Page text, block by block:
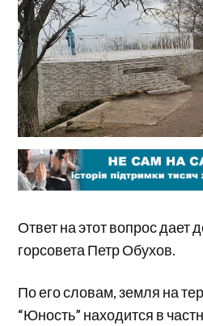
Ответ на этот вопрос дает
горсовета Петр Обухов.
По его словам, земля на
“Юность” находится в